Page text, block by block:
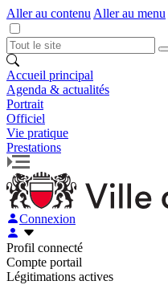
Aller au contenu Aller au menu
Accueil principal
Agenda & actualités
Portrait
Officiel
Vie pratique
Prestations
Connexion
Profil connecté
Compte portail
Légitimations actives